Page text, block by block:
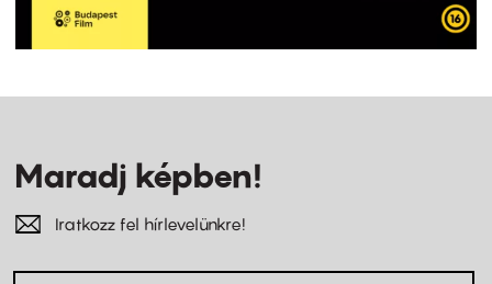
Maradj képben!
Iratkozz fel hírlevelünkre!